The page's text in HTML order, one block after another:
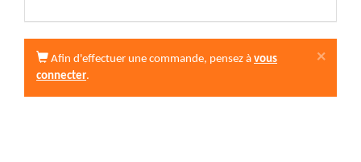
×
Afin d'effectuer une commande, pensez à vous
connecter.